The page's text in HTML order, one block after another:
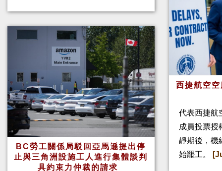
BC勞工關係局駁回亞馬遜提出停
止與三角洲設施工人進行集體談判
具約束力仲裁的請求
西捷航空
代表西捷航
成員投票授
靜期後，機
始罷工。